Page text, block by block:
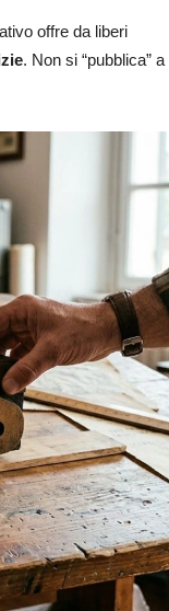
offre da liberi
. Non si “pubblica” a